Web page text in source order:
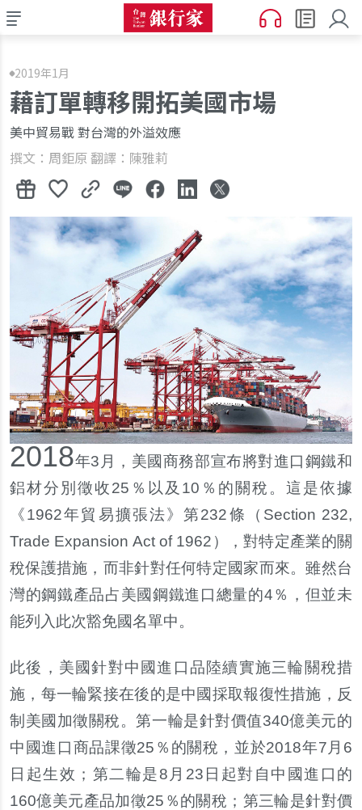
2019年1月
藉訂單轉移開拓美國市場
美中貿易戰 對台灣的外溢效應
撰文：周鉅原 翻譯：陳雅莉
2018年3 月，美國商務部宣布將對進口鋼鐵和
鋁材分別徵收25 ％以及 10 ％的關稅。這是依據
《1962年貿易擴張法》第232條（ Section 232,
Trade Expansion Act of 1962 ），對特定產業的關
稅保護措施，而非針對任何特定國家而來。雖然台
灣的鋼鐵產品占美國鋼鐵進口總量的4％，但並未
能列入此次豁免國名單中。
此後，美國針對中國進口品陸續實施三輪關稅措
施，每一輪緊接在後的是中國採取報復性措施，反
制美國加徵關稅。第一輪是針對價值340億美元的
中國進口商品課徵25 ％的關稅，並於2018年7 月 6
日起生效；第二輪是8 月 23 日起對自中國進口的
160億美元產品加徵25 ％的關稅；第三輪是針對價